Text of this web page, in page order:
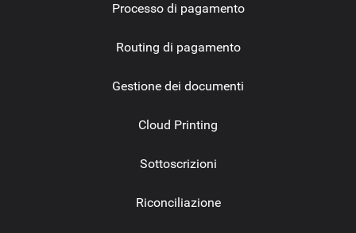
Processo di pagamento
Routing di pagamento
Gestione dei documenti
Cloud Printing
Sottoscrizioni
Riconciliazione